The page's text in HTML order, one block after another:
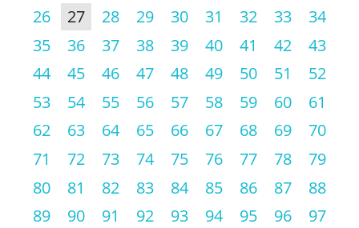
26
27 28 29 30 31 32 33
34
35
36 37 38 39 40 41 42
43
44
45 46 47 48 49 50 51
52
53
54 55 56 57 58 59 60
61
62
63 64 65 66 67 68 69
70
71
72 73 74 75 76 77 78
79
80
81 82 83 84 85 86 87
88
89
90 91 92 93 94 95 96
97